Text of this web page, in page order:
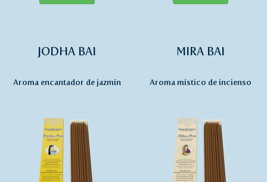
JODHA BAI
Aroma encantador de jazmín
MIRA BAI
Aroma místico de incienso